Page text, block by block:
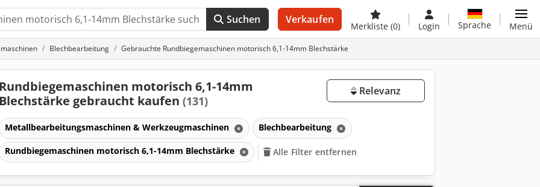
Suchen Verkaufen
Merkliste (0) Login Sprache Menü
Blechbearbeitung Gebrauchte Rundbiegemaschinen motorisch 6,1-14mm Blechstärke
Rundbiegemaschinen motorisch 6,1-14mm
Blechstärke gebraucht kaufen (131)
Relevanz
Metallbearbeitungsmaschinen & Werkzeugmaschinen Blechbearbeitung
Rundbiegemaschinen motorisch 6,1-14mm Blechstärke Alle Filter entfernen